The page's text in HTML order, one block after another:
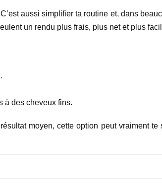
aussi simplifier ta routine et, dans
un rendu plus frais, plus net et plus
à des cheveux fins.
moyen, cette option peut vraiment